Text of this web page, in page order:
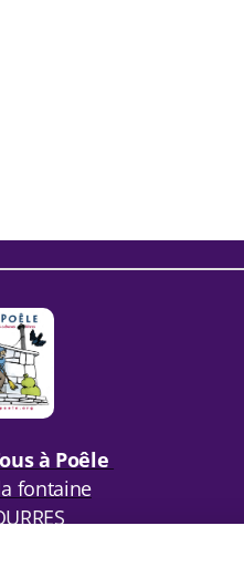
à Poêle
fontaine